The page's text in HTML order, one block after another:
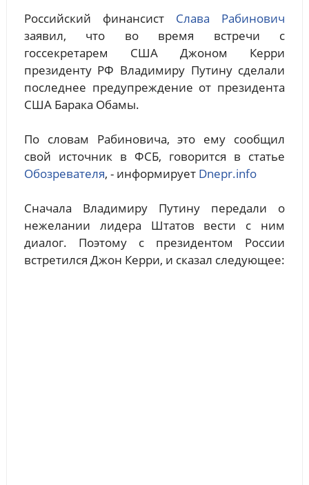
Российский финансист Слава Рабинович
заявил, что во время встречи с
госсекретарем США Джоном Керри
президенту РФ Владимиру Путину сделали
последнее предупреждение от президента
США Барака Обамы.
По словам Рабиновича, это ему сообщил
свой источник в ФСБ, говорится в статье
Обозревателя, - информирует Dnepr.info
Сначала Владимиру Путину передали о
нежелании лидера Штатов вести с ним
диалог. Поэтому с президентом России
встретился Джон Керри, и сказал следующее: